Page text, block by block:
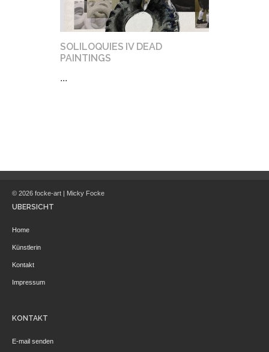
SOLILOQUIES IV DEAD
PAINTINGS
...
© 2026 focke-art | Micky Focke
ÜBERSICHT
Home
Künstlerin
Kontakt
Impressum
KONTAKT
E-mail senden